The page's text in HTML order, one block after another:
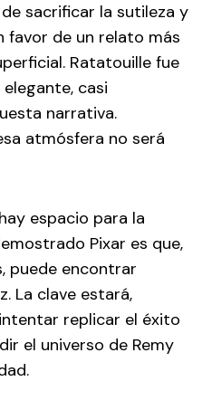
sacrificar la sutileza y
favor de un relato más
Ratatouille fue
casi
narrativa.
atmósfera no será
espacio para la
Pixar es que,
puede encontrar
La clave estará,
replicar el éxito
el universo de Remy